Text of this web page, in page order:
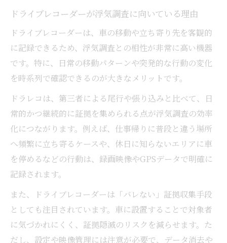
一度浮気した人の再犯率を知るメリット
浮気調査結果をもとにした今後の対応策
証拠を活かした関係修復と話し合いの進め
方
再発を防ぐための監視・チェック体制の構
築
ドライブレコーダーが浮気調査に向いている理由
ドライブレコーダーは、車の移動や立ち寄り先を客観的
に記録できるため、浮気調査との相性が非常に高い機器
です。特に、日常の移動パターンや突発的な行動の変化
を時系列で確認できるのが大きなメリットです。
ドラレコは、第三者による尾行や張り込みと比べて、日
常的かつ継続的に証拠を集められる点が浮気調査の効率
化につながります。例えば、仕事帰りに普段と違う場所
へ頻繁に立ち寄るケースや、休日に知らないエリアに車
を停めるなどの行動は、録画映像やGPSデータで明確に
記録されます。
また、ドライブレコーダーは「バレない」証拠収集手段
としても注目されています。車に設置することで対象者
に気づかれにくく、証拠隠滅のリスクを減らせます。た
だし、設定や映像管理には注意が必要で、データ消去や